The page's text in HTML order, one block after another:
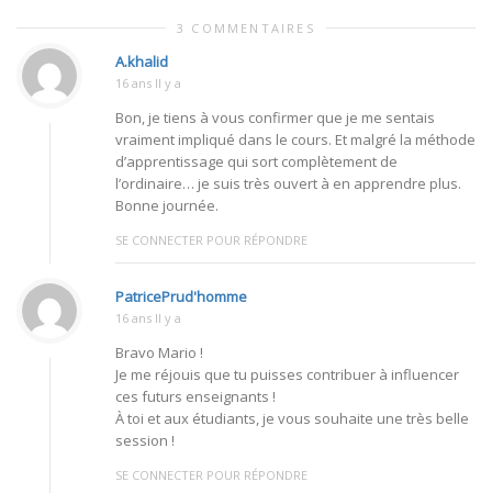
3 COMMENTAIRES
A.khalid
16 ans Il y a
Bon, je tiens à vous confirmer que je me sentais
vraiment impliqué dans le cours. Et malgré la méthode
d’apprentissage qui sort complètement de
l’ordinaire… je suis très ouvert à en apprendre plus.
Bonne journée.
SE CONNECTER POUR RÉPONDRE
PatricePrud'homme
16 ans Il y a
Bravo Mario !
Je me réjouis que tu puisses contribuer à influencer
ces futurs enseignants !
À toi et aux étudiants, je vous souhaite une très belle
session !
SE CONNECTER POUR RÉPONDRE